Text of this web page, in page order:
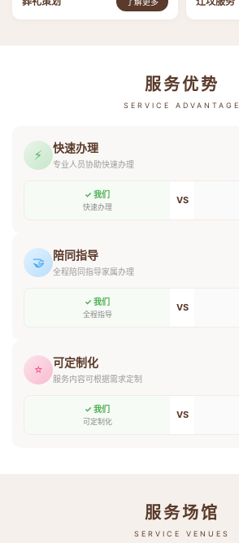
服务优势
SERVICE ADVANTAGE
⚡ 快速办理
专业人员协助快速办理
✓ 我们
快速办理
VS
🤝 陪同指导
全程陪同指导家属办理
✓ 我们
全程指导
VS
⭐ 可定制化
服务内容可根据需求定制
✓ 我们
可定制化
VS
服务场馆
SERVICE VENUES